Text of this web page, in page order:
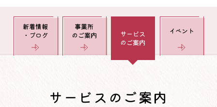
新着情報
・ブログ
事業所
のご案内
サービス
のご案内
イベント
サービスのご案内